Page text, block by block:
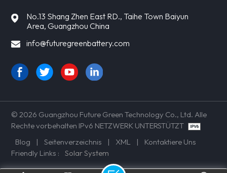
No.13 Shang Zhen East RD., Taihe Town Baiyun
Area, Guangzhou China
info@futuregreenbattery.com
© 2026 Guangzhou Future Green Technology Co., Ltd. Alle
Rechte vorbehalten IPv6 NETZWERK UNTERSTÜTZT
Blog
| Seitenverzeichnis | XML |
Kontaktiere Uns
Friendly Links :
Solar System